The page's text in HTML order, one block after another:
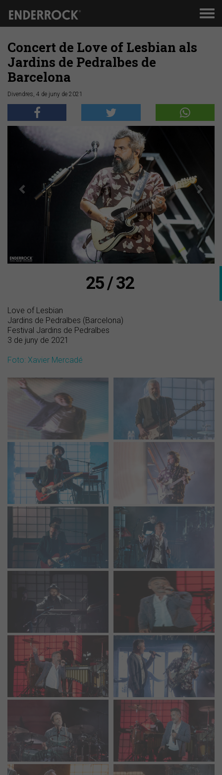
Concert de Love of Lesbian als
Jardins de Pedralbes de
Barcelona
Divendres, 4 de juny de 2021
Anterior
25 / 32
Love of Lesbian
Jardins de Pedralbes (Barcelona)
Festival Jardins de Pedralbes
3 de juny de 2021
Foto: Xavier Mercadé